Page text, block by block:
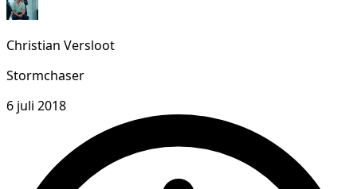
Christian Versloot
Stormchaser
6 juli 2018